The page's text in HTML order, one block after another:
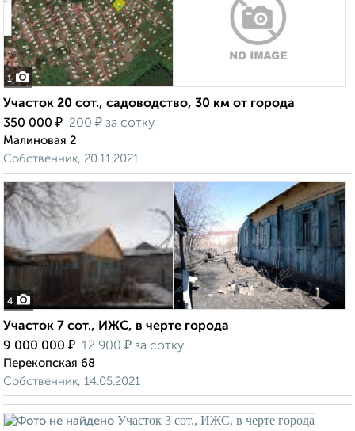
1
Участок 20 сот., садоводство, 30 км от города
350 000 ₽ 200 ₽ за сотку
Малиновая 2
Собственник, 20.11.2021
4
Участок 7 сот., ИЖС, в черте города
9 000 000 ₽ 12 900 ₽ за сотку
Перекопская 68
Собственник, 14.05.2021